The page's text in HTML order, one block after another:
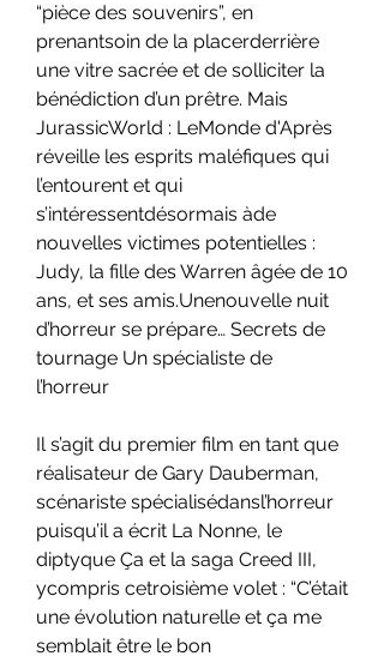
“pièce des souvenirs”, en
prenantsoin de la placerderrière
une vitre sacrée et de solliciter la
bénédiction d’un prêtre. Mais
JurassicWorld : LeMonde d'Après
réveille les esprits maléfiques qui
l’entourent et qui
s’intéressentdésormais àde
nouvelles victimes potentielles :
Judy, la fille des Warren âgée de 10
ans, et ses amis.Unenouvelle nuit
d’horreur se prépare… Secrets de
tournage Un spécialiste de
l’horreur
Il s’agit du premier film en tant que
réalisateur de Gary Dauberman,
scénariste spécialisédansl’horreur
puisqu’il a écrit La Nonne, le
diptyque Ça et la saga Creed III,
ycompris cetroisième volet : “C’était
une évolution naturelle et ça me
semblait être le bon